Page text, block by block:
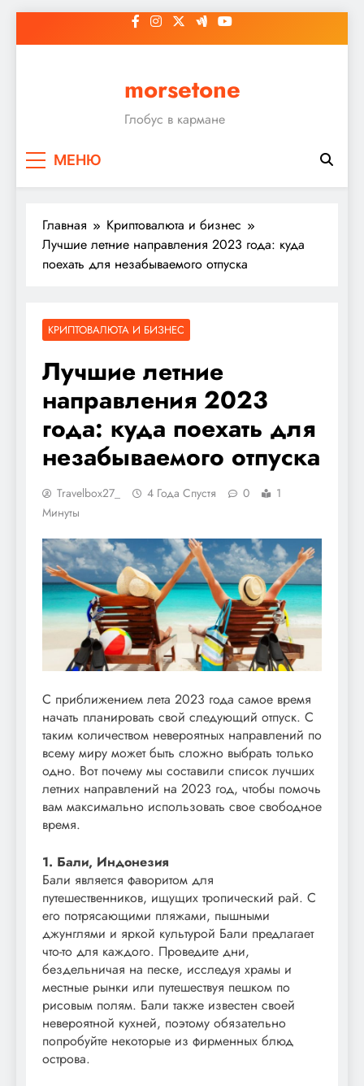
к
morsetone
Глобус в кармане
МЕНЮ
Главная
Криптовалюта и бизнес
Лучшие летние направления 2023 года: куда
поехать для незабываемого отпуска
КРИПТОВАЛЮТА И БИЗНЕС
Лучшие летние
направления 2023
года: куда поехать для
незабываемого отпуска
Travelbox27_ 4 Года Спустя 0
1
Минуты
С приближением лета 2023 года самое время
начать планировать свой следующий отпуск. С
таким количеством невероятных направлений по
всему миру может быть сложно выбрать только
одно. Вот почему мы составили список лучших
летних направлений на 2023 год, чтобы помочь
вам максимально использовать свое свободное
время.
1. Бали, Индонезия
Бали является фаворитом для
путешественников, ищущих тропический рай. С
его потрясающими пляжами, пышными
джунглями и яркой культурой Бали предлагает
что-то для каждого. Проведите дни,
бездельничая на песке, исследуя храмы и
местные рынки или путешествуя пешком по
рисовым полям. Бали также известен своей
невероятной кухней, поэтому обязательно
попробуйте некоторые из фирменных блюд
острова.